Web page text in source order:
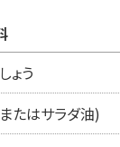
ょう
たはサラダ油)